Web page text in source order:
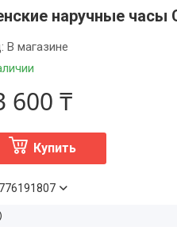
наручные часы
В магазине
600 ₸
Купить